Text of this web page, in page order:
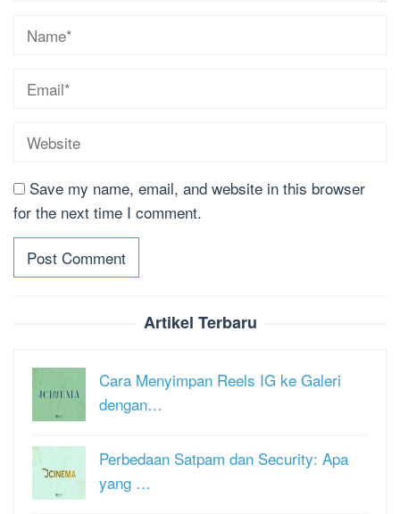
Save my name, email, and website in this browser
for the next time I comment.
Artikel Terbaru
Cara Menyimpan Reels IG ke Galeri
dengan…
Perbedaan Satpam dan Security: Apa
yang …